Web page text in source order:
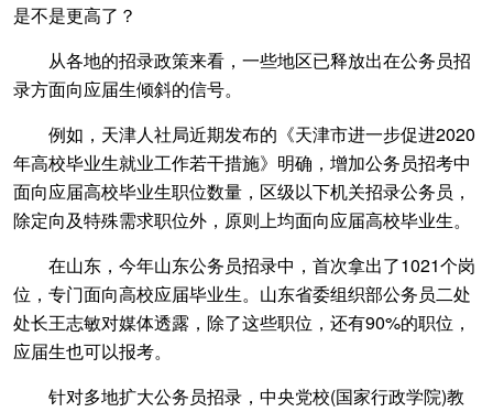
是不是更高了？
从各地的招录政策来看，一些地区已释放出在公务员招
录方面向应届生倾斜的信号。
例如，天津人社局近期发布的《天津市进一步促进2020
年高校毕业生就业工作若干措施》明确，增加公务员招考中
面向应届高校毕业生职位数量，区级以下机关招录公务员，
除定向及特殊需求职位外，原则上均面向应届高校毕业生。
在山东，今年山东公务员招录中，首次拿出了1021个岗
位，专门面向高校应届毕业生。山东省委组织部公务员二处
处长王志敏对媒体透露，除了这些职位，还有90%的职位，
应届生也可以报考。
针对多地扩大公务员招录，中央党校(国家行政学院)教